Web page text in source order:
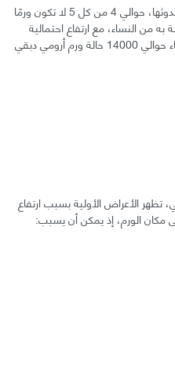
تعتبر الأورام الدماغية غير شائعة، وعند حدوثها، حوالي 4 من كل 5 لا تكون ورمًا
به من النساء، مع ارتفاع احتمالية
الإصابة مع التقدم بالعمر. يشخص الأطباء حوالي 14000 حالة ورم أرومي دبقي
تظهر الأعراض الأولية بسبب ارتفاع
مكان الورم، إذ يمكن أن يسبب: